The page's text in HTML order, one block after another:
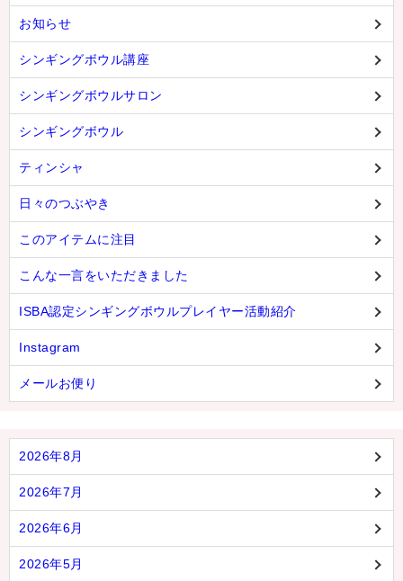
お知らせ
シンギングボウル講座
シンギングボウルサロン
シンギングボウル
ティンシャ
日々のつぶやき
このアイテムに注目
こんな一言をいただきました
ISBA認定シンギングボウルプレイヤー活動紹介
Instagram
メールお便り
2026年8月
2026年7月
2026年6月
2026年5月